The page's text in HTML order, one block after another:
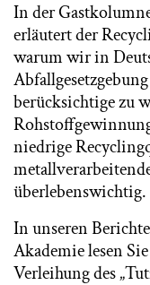
In der
erläutert der
warum wir in
berücksichtige zu
niedrige
überlebenswichtig.
In unseren
Akademie lesen
Verleihung des